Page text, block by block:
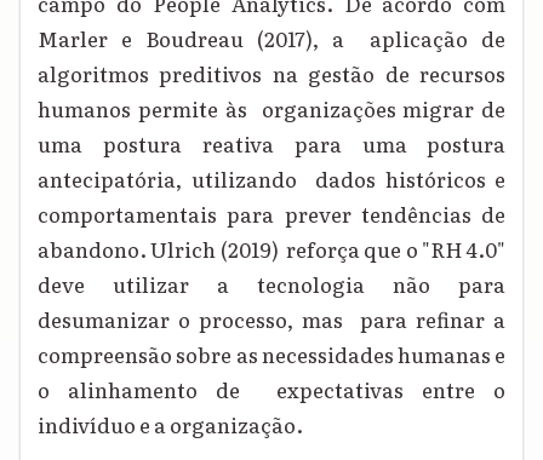
Marler e Boudreau (2017), a aplicação de
algoritmos preditivos na gestão de recursos
humanos permite às organizações migrar de
uma postura reativa para uma postura
antecipatória, utilizando dados históricos e
comportamentais para prever tendências de
abandono. Ulrich (2019) reforça que o "RH 4.0"
deve utilizar a tecnologia não para
desumanizar o processo, mas para refinar a
compreensão sobre as necessidades humanas e
o alinhamento de expectativas entre o
indivíduo e a organização.